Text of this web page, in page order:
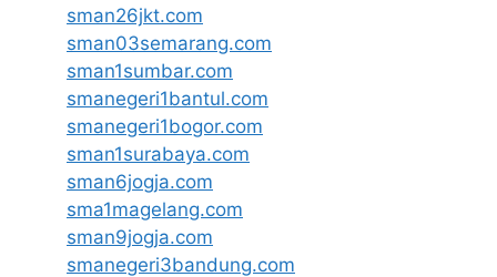
sman26jkt.com
sman03semarang.com
sman1sumbar.com
smanegeri1bantul.com
smanegeri1bogor.com
sman1surabaya.com
sman6jogja.com
sma1magelang.com
sman9jogja.com
smanegeri3bandung.com